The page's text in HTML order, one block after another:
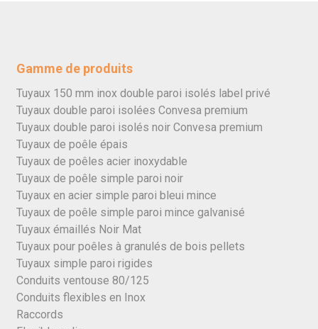
Gamme de produits
Tuyaux 150 mm inox double paroi isolés label privé
Tuyaux double paroi isolées Convesa premium
Tuyaux double paroi isolés noir Convesa premium
Tuyaux de poêle épais
Tuyaux de poêles acier inoxydable
Tuyaux de poêle simple paroi noir
Tuyaux en acier simple paroi bleui mince
Tuyaux de poêle simple paroi mince galvanisé
Tuyaux émaillés Noir Mat
Tuyaux pour poêles à granulés de bois pellets
Tuyaux simple paroi rigides
Conduits ventouse 80/125
Conduits flexibles en Inox
Raccords